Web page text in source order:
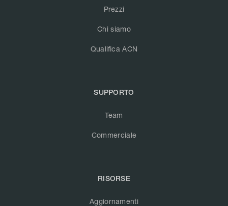
Prezzi
Chi siamo
Qualifica ACN
SUPPORTO
Team
Commerciale
RISORSE
Aggiornamenti